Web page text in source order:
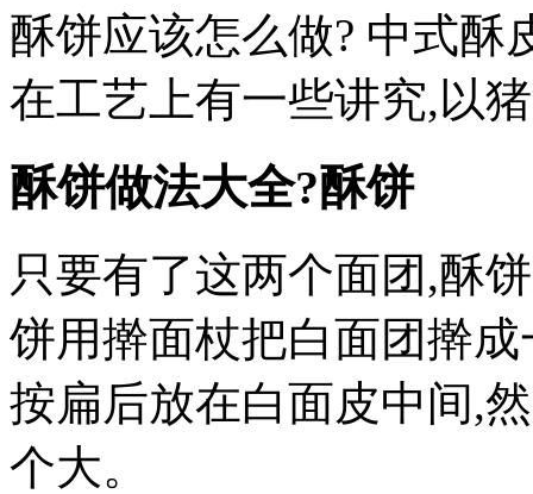
酥饼应该怎么做? 中式酥
在工艺上有一些讲究,以
酥饼做法大全?酥饼
只要有了这两个面团,酥
饼用擀面杖把白面团擀
按扁后放在白面皮中间,
个大。